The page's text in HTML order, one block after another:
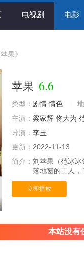
电视剧 电影
苹果》
苹果 6.6
类型： 剧情 情色
主演： 梁家辉 佟大为
导演： 李玉
更新： 2022-11-13
简介： 刘苹果（范冰冰
落地窗的工人，
立即播放
本站没有